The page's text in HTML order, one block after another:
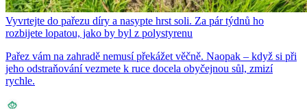
Vyvrtejte do pařezu díry a nasypte hrst soli. Za pár týdnů ho
rozbijete lopatou, jako by byl z polystyrenu
Pařez vám na zahradě nemusí překážet věčně. Naopak – když si při
jeho odstraňování vezmete k ruce docela obyčejnou sůl, zmizí
rychle.